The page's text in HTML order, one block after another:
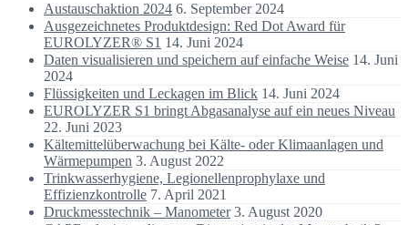
Austauschaktion 2024 6. September 2024
Ausgezeichnetes Produktdesign: Red Dot Award für
EUROLYZER® S1 14. Juni 2024
Daten visualisieren und speichern auf einfache Weise 14. Juni
2024
Flüssigkeiten und Leckagen im Blick 14. Juni 2024
EUROLYZER S1 bringt Abgasanalyse auf ein neues Niveau
22. Juni 2023
Kältemittelüberwachung bei Kälte- oder Klimaanlagen und
Wärmepumpen 3. August 2022
Trinkwasserhygiene, Legionellenprophylaxe und
Effizienzkontrolle 7. April 2021
Druckmesstechnik – Manometer 3. August 2020